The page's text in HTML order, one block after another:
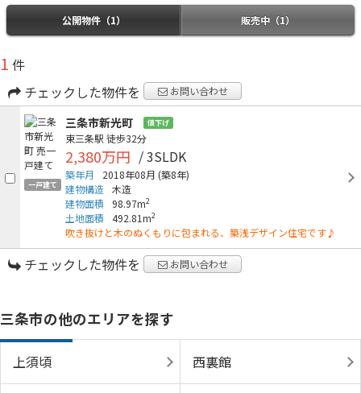
公開物件（1） 販売中（1）
1 件
チェックした物件を
お問い合わせ
一戸建て
三条市新光町 値下げ
東三条駅 徒歩32分
2,380万円 / 3SLDK
築年月 2018年08月 (築8年)
建物構造 木造
建物面積
98.97m2
土地面積 492.81m2
吹き抜けと木のぬくもりに包まれる、築浅デザイン住宅です♪
チェックした物件を お問い合わせ
三条市の他のエリアを探す
上須頃 西裏館